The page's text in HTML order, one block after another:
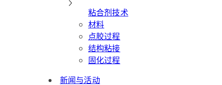
粘合剂技术
材料
点胶过程
结构粘接
固化过程
新闻与活动